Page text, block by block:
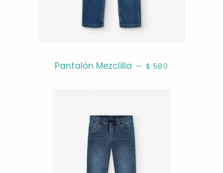
Pantalón Mezclilla — PRECIO HABITUAL
$ 580